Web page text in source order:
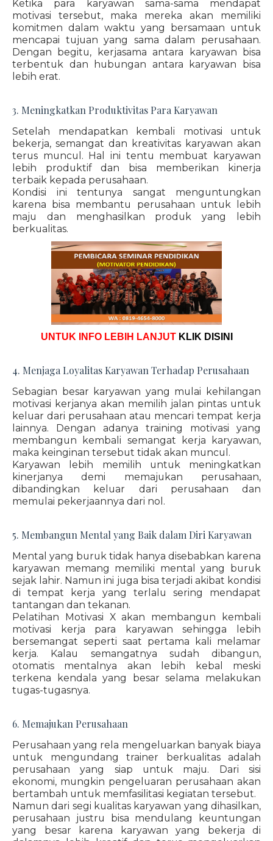
Ketika para karyawan sama-sama mendapat
motivasi tersebut, maka mereka akan memiliki
komitmen dalam waktu yang bersamaan untuk
mencapai tujuan yang sama dalam perusahaan.
Dengan begitu, kerjasama antara karyawan bisa
terbentuk dan hubungan antara karyawan bisa
lebih erat.
3. Meningkatkan Produktivitas Para Karyawan
Setelah mendapatkan kembali motivasi untuk
bekerja, semangat dan kreativitas karyawan akan
terus muncul. Hal ini tentu membuat karyawan
lebih produktif dan bisa memberikan kinerja
terbaik kepada perusahaan.
Kondisi ini tentunya sangat menguntungkan
karena bisa membantu perusahaan untuk lebih
maju dan menghasilkan produk yang lebih
berkualitas.
UNTUK INFO LEBIH LANJUT KLIK DISINI
4. Menjaga Loyalitas Karyawan Terhadap Perusahaan
Sebagian besar karyawan yang mulai kehilangan
motivasi kerjanya akan memilih jalan pintas untuk
keluar dari perusahaan atau mencari tempat kerja
lainnya. Dengan adanya training motivasi yang
membangun kembali semangat kerja karyawan,
maka keinginan tersebut tidak akan muncul.
Karyawan lebih memilih untuk meningkatkan
kinerjanya demi memajukan perusahaan,
dibandingkan keluar dari perusahaan dan
memulai pekerjaannya dari nol.
5. Membangun Mental yang Baik dalam Diri Karyawan
Mental yang buruk tidak hanya disebabkan karena
karyawan memang memiliki mental yang buruk
sejak lahir. Namun ini juga bisa terjadi akibat kondisi
di tempat kerja yang terlalu sering mendapat
tantangan dan tekanan.
Pelatihan Motivasi X akan membangun kembali
motivasi kerja para karyawan sehingga lebih
bersemangat seperti saat pertama kali melamar
kerja. Kalau semangatnya sudah dibangun,
otomatis mentalnya akan lebih kebal meski
terkena kendala yang besar selama melakukan
tugas-tugasnya.
6. Memajukan Perusahaan
Perusahaan yang rela mengeluarkan banyak biaya
untuk mengundang trainer berkualitas adalah
perusahaan yang siap untuk maju. Dari sisi
ekonomi, mungkin pengeluaran perusahaan akan
bertambah untuk memfasilitasi kegiatan tersebut.
Namun dari segi kualitas karyawan yang dihasilkan,
perusahaan justru bisa mendulang keuntungan
yang besar karena karyawan yang bekerja di